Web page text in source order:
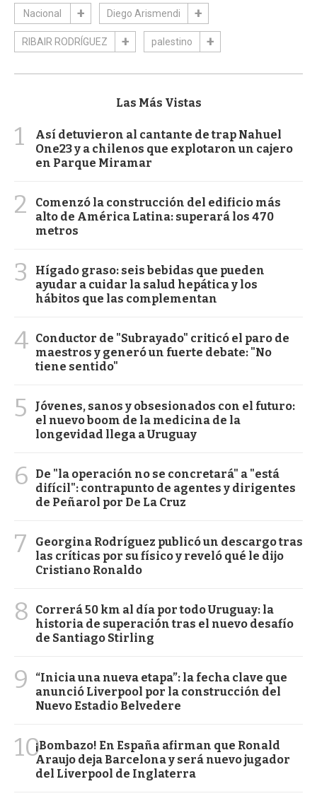
Nacional Diego Arismendi
RIBAIR RODRÍGUEZ palestino
Las Más Vistas
1
Así detuvieron al cantante de trap Nahuel
One23 y a chilenos que explotaron un cajero
en Parque Miramar
2
Comenzó la construcción del edificio más
alto de América Latina: superará los 470
metros
3
Hígado graso: seis bebidas que pueden
ayudar a cuidar la salud hepática y los
hábitos que las complementan
4 Conductor de "Subrayado" criticó el paro de
maestros y generó un fuerte debate: "No
tiene sentido"
5
Jóvenes, sanos y obsesionados con el futuro:
el nuevo boom de la medicina de la
longevidad llega a Uruguay
6
De "la operación no se concretará" a "está
difícil": contrapunto de agentes y dirigentes
de Peñarol por De La Cruz
7
Georgina Rodríguez publicó un descargo tras
las críticas por su físico y reveló qué le dijo
Cristiano Ronaldo
8
Correrá 50 km al día por todo Uruguay: la
historia de superación tras el nuevo desafío
de Santiago Stirling
9
“Inicia una nueva etapa”: la fecha clave que
anunció Liverpool por la construcción del
Nuevo Estadio Belvedere
10¡Bombazo! En España afirman que Ronald
Araujo deja Barcelona y será nuevo jugador
del Liverpool de Inglaterra